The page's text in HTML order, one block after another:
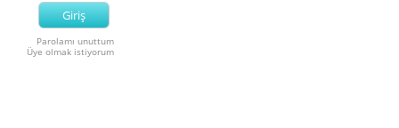
Parolamı unuttum
Üye olmak istiyorum